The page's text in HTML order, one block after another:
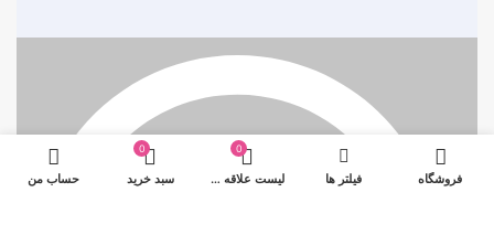
فروشگاه فیلتر ها
0
لیست علاقه مندی ها
0
سبد خرید حساب من